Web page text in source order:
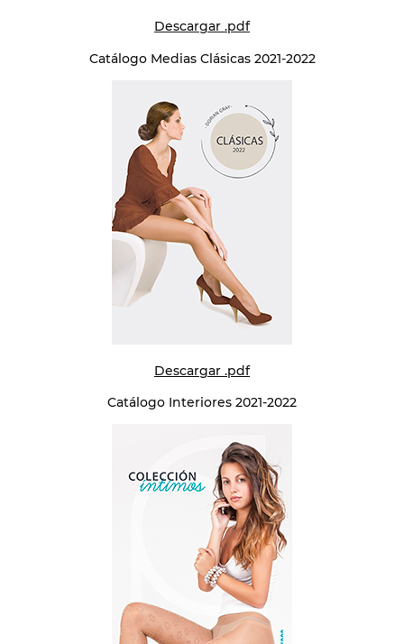
Descargar .pdf
Catálogo Medias Clásicas 2021-2022
Descargar .pdf
Catálogo Interiores 2021-2022